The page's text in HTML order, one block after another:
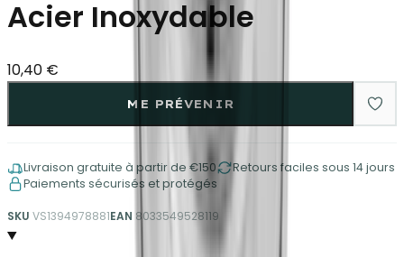
Acier Inoxydable
10,40 €
ME PRÉVENIR
Livraison gratuite à partir de €150
Retours faciles sous 14 jours
Paiements sécurisés et protégés
SKU VS1394978881EAN 8033549528119